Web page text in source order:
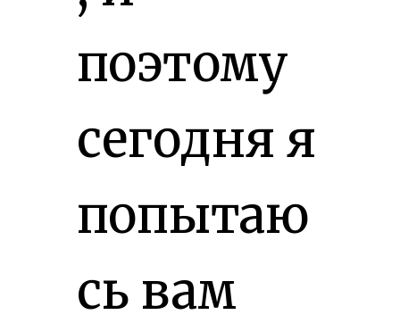
поэтому
сегодня я
попытаю
сь вам